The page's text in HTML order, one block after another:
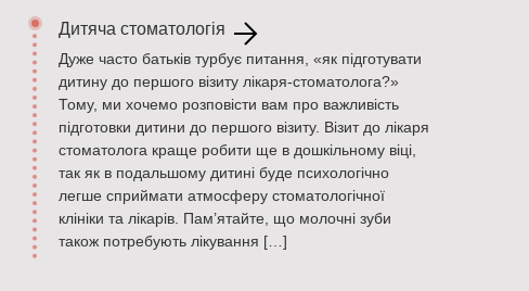
Дитяча стоматологія
Дуже часто батьків турбує питання, «як підготувати
дитину до першого візиту лікаря-стоматолога?»
Тому, ми хочемо розповісти вам про важливість
підготовки дитини до першого візиту. Візит до лікаря
стоматолога краще робити ще в дошкільному віці,
так як в подальшому дитині буде психологічно
легше сприймати атмосферу стоматологічної
клініки та лікарів. Пам’ятайте, що молочні зуби
також потребують лікування […]